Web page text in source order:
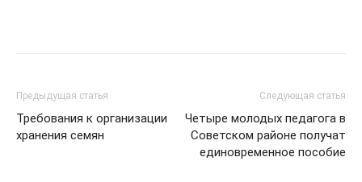
Предыдущая статья
Требования к организации
хранения семян
Следующая статья
Четыре молодых педагога в
Советском районе получат
единовременное пособие